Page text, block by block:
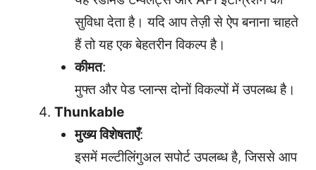
सुविधा देता है। यदि आप तेज़ी से ऐप बनाना चाहते
हैं तो यह एक बेहतरीन विकल्प है।
कीमत:
मुफ्त और पेड प्लान्स दोनों विकल्पों में उपलब्ध है।
Thunkable
मुख्य विशेषताएँ:
इसमें मल्टीलिंगुअल सपोर्ट उपलब्ध है, जिससे आप